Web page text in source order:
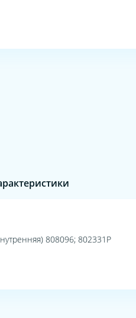
808096; 802331P